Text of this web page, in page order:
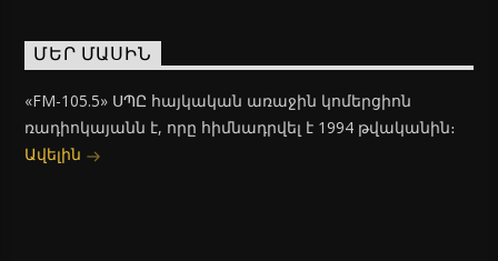
ՄԵՐ ՄԱՍԻՆ
«FM-105.5» ՍՊԸ հայկական առաջին կոմերցիոն
ռադիոկայանն է, որը հիմնադրվել է 1994 թվականին։
Ավելին